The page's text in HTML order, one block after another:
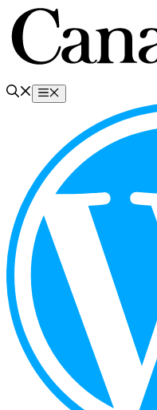
Перейти
содержимому
Меню